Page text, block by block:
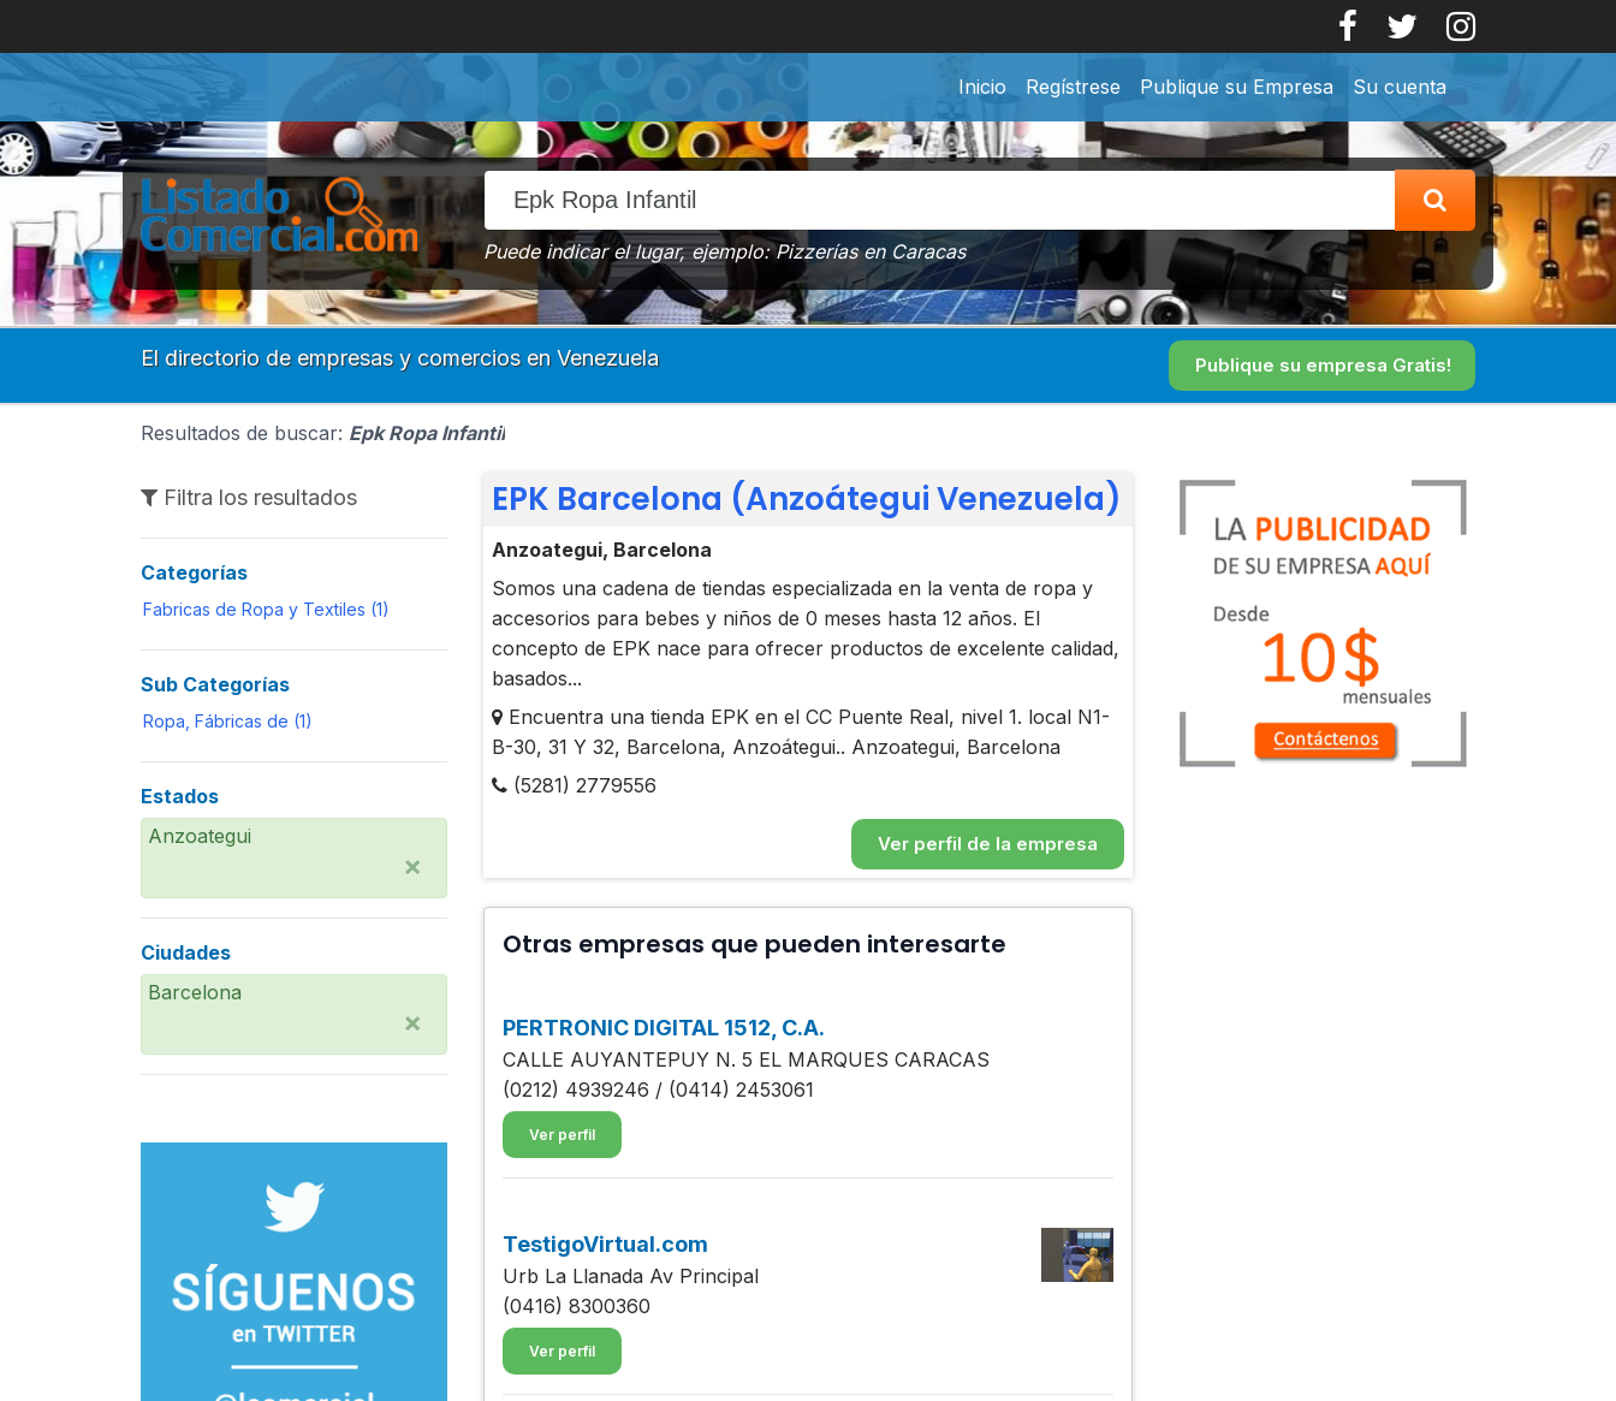
Inicio Regístrese Publique su Empresa Su cuenta
Puede indicar el lugar, ejemplo: Pizzerías en Caracas
El directorio de empresas y comercios en Venezuela Publique su empresa Gratis!
Resultados de buscar: Epk Ropa Infantil
Filtra los resultados
Categorías
Fabricas de Ropa y Textiles (1)
Sub Categorías
Ropa, Fábricas de (1)
Estados
Anzoategui
×
Ciudades
Barcelona
×
EPK Barcelona (Anzoátegui Venezuela)
Anzoategui, Barcelona
Somos una cadena de tiendas especializada en la venta de ropa y
accesorios para bebes y niños de 0 meses hasta 12 años. El
concepto de EPK nace para ofrecer productos de excelente calidad,
basados...
Encuentra una tienda EPK en el CC Puente Real, nivel 1. local N1-
B-30, 31 Y 32, Barcelona, Anzoátegui.. Anzoategui, Barcelona
(5281) 2779556
Ver perfil de la empresa
Otras empresas que pueden interesarte
PERTRONIC DIGITAL 1512, C.A.
CALLE AUYANTEPUY N. 5 EL MARQUES CARACAS
(0212) 4939246 / (0414) 2453061
Ver perfil
TestigoVirtual.com
Urb La Llanada Av Principal
(0416) 8300360
Ver perfil